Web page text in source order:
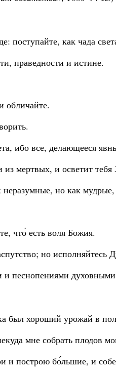
поступайте, как чада
праведности и истине.
обличайте.
ибо все, делающееся
мертвых, и осветит тебя
неразумные, но как мудрые,
что́ есть воля Божия.
но исполняйтесь
и песнопениями
был хороший урожай в
мне собрать плодов
построю бо́льшие, и